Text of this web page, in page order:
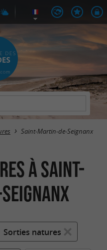
Saint-Martin-de-Seignanx
à Saint-
Sorties natures